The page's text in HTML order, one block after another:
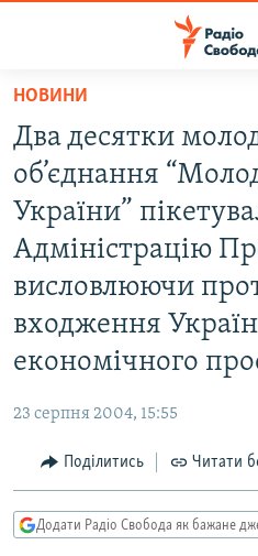
Перейти
основного
матеріалу
Перейти
до
основної
навігації
до
пошуку
ВСЕ ЗА ДОБУ
СТАТТІ
ПОЛІТИКА
СУСПІЛЬСТВО
КУЛЬТУРА
СВІТ
ВІЙНА
РОСІЙСЬКА «ФІЛЬТРАЦІЯ»
ДОНБАС.РЕАЛІЇ
КРИМ.РЕАЛІЇ
КИТАЙ.ВИКЛИКИ
МУЛЬТИМЕДІА
НОВИНИ
Два десятки
об’єднання
України”
Адміністрацію
висловлюючи
входження
економічного
23 серпня 2004, 15:55
Поділитись Читати
Додати Радіо Свобода як бажане